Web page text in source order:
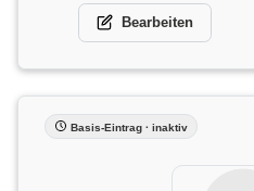
Bearbeiten
Basis-Eintrag · inaktiv